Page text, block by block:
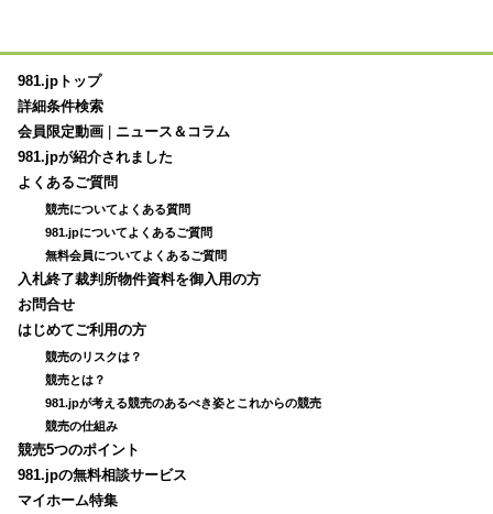
981.jpトップ
詳細条件検索
会員限定動画
ニュース＆コラム
981.jpが紹介されました
よくあるご質問
競売についてよくある質問
981.jpについてよくあるご質問
無料会員についてよくあるご質問
入札終了裁判所物件資料を御入用の方
お問合せ
はじめてご利用の方
競売のリスクは？
競売とは？
981.jpが考える競売のあるべき姿とこれからの競売
競売の仕組み
競売5つのポイント
981.jpの無料相談サービス
マイホーム特集